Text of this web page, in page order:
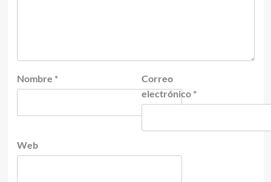
Nombre *
Correo
electrónico *
Web